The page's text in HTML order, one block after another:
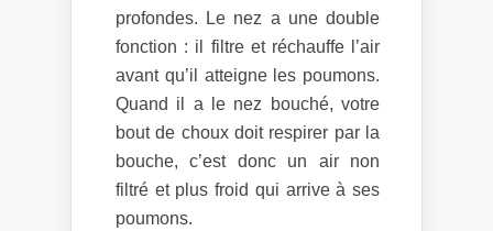
profondes. Le nez a une double
fonction : il filtre et réchauffe l’air
avant qu’il atteigne les poumons.
Quand il a le nez bouché, votre
bout de choux doit respirer par la
bouche, c’est donc un air non
filtré et plus froid qui arrive à ses
poumons.